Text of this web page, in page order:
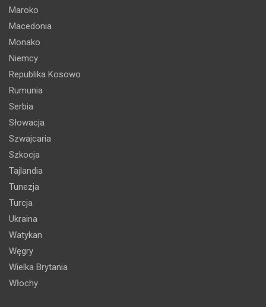
Maroko
Macedonia
Monako
Niemcy
Republika Kosowo
Rumunia
Serbia
Słowacja
Szwajcaria
Szkocja
Tajlandia
Tunezja
Turcja
Ukraina
Watykan
Węgry
Wielka Brytania
Włochy